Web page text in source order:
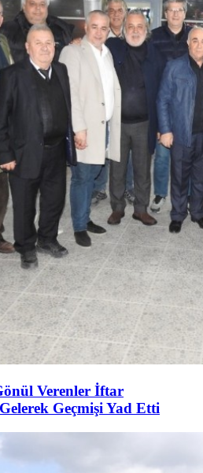
Verenler İftar
Geçmişi Yad Etti